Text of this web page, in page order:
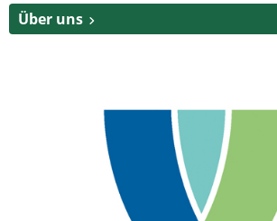
Über uns